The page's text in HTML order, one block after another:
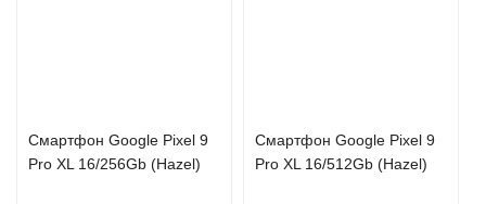
Смартфон Google Pixel 9
Pro XL 16/256Gb (Hazel)
Смартфон Google Pixel 9
Pro XL 16/512Gb (Hazel)